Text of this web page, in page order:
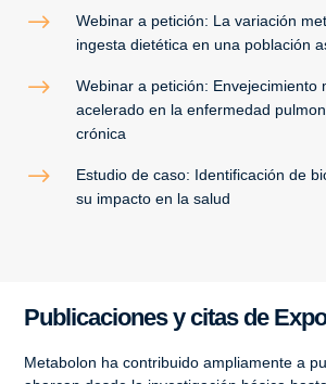
$
Webinar a petición: La variación
ingesta dietética en una población
$
Webinar a petición: Envejecimiento
acelerado en la enfermedad
crónica
$
Estudio de caso: Identificación de
su impacto en la salud
Publicaciones y citas de
Metabolon ha contribuido ampliamente a